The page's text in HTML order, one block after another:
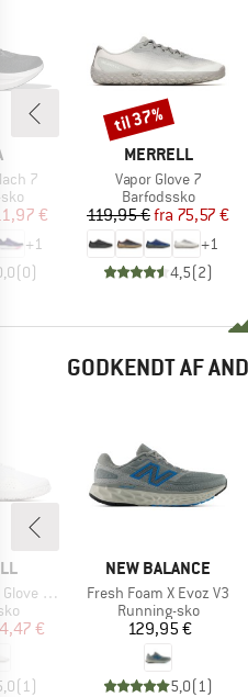
7
pris
€
+1
(0)
MÆRKE
MERRELL
Artikel
Vapor Glove 7
Produktgruppe
Barfodssko
Pris
119,95 € Nedsat pris
fra 75,57 €
+1
4,5(2)
Rabat
til 37%
GODKENDT AF
6 Boa
pris
€
(1)
MÆRKE
NEW BALANCE
Artikel
Fresh Foam X Evoz V3
Produktgruppe
Running-sko
Pris
129,95 €
5,0(1)